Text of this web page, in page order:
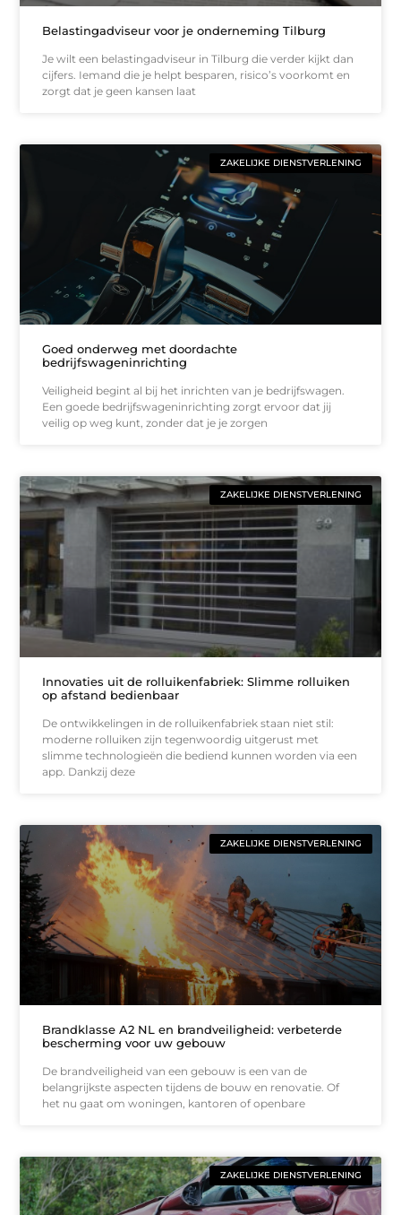
Belastingadviseur voor je onderneming Tilburg
Je wilt een belastingadviseur in Tilburg die verder kijkt dan
cijfers. Iemand die je helpt besparen, risico’s voorkomt en
zorgt dat je geen kansen laat
ZAKELIJKE DIENSTVERLENING
Goed onderweg met doordachte
bedrijfswageninrichting
Veiligheid begint al bij het inrichten van je bedrijfswagen.
Een goede bedrijfswageninrichting zorgt ervoor dat jij
veilig op weg kunt, zonder dat je je zorgen
ZAKELIJKE DIENSTVERLENING
Innovaties uit de rolluikenfabriek: Slimme rolluiken
op afstand bedienbaar
De ontwikkelingen in de rolluikenfabriek staan niet stil:
moderne rolluiken zijn tegenwoordig uitgerust met
slimme technologieën die bediend kunnen worden via een
app. Dankzij deze
ZAKELIJKE DIENSTVERLENING
Brandklasse A2 NL en brandveiligheid: verbeterde
bescherming voor uw gebouw
De brandveiligheid van een gebouw is een van de
belangrijkste aspecten tijdens de bouw en renovatie. Of
het nu gaat om woningen, kantoren of openbare
ZAKELIJKE DIENSTVERLENING